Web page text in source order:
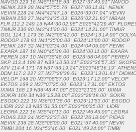
NAVOD 229 16 N45°15'18.63" E027°37'49.01" NAVOD
NENIK 229 28 N44°57'55.76" E027°06'11.81" NENIK
VEVIN 228 24 N44°42'47.15" E026°39'07.04" VEVIN
NIBAN 250 27 N44°34'35.03" E026°02'21.93" NIBAM
FLR 112.2 249 15 N44°30'02.98" E025°42'29.40"
TIMUR 230 80 N43°41'20.00" E024°14'21.00" TIMUR
GOL 114.1 179 36 N43°05'42.00" E024°13'14.00"
RODOP 178 91 N41°35'00.00" E024°11'00.00" RODOP
PENIK 187 32 N41°03'34.00" E024°04'05.00" PENIK
EXARA 187 18 N40°45'39.00" E024°00'11.00" EXARA
PEREN 187 10 N40°35'48.00" E023°58'04.00" PEREN
SKP 113.4 189 87 N39°10'50.31" E023°36'57.35"
ATV 114.4 171 78 N37°53'19.24" E023°48'16.19"
DDM 117.2 227 37 N37°28'39.61" E023°13'01.81"
VELOP 168 20 N37°08'57.00" E023°17'12.00" VELOP
EKTOS 169 2 N37°07'25.00" E023°17'31.00" EKTOS
IXIMA 168 19 N36°48'47.00" E023°21'25.00" IXIMA
SOKRI 169 34 N36°15'28.00" E023°28'19.00" SOKRI
ESODO 222 19 N36°01'38.00" E023°11'53.00" ESODO
LIDRI 222 13 N35°51'55.00" E023°00'25.00" LIDRI
LEGRA 222 16 N35°40'13.00" E022°46'43.00" LEGRA
PIDAS 222 24 N35°22'37.00" E022°26'18.00" PIDAS
NEVIK 236 28 N35°08'00.00" E021°57'40.00" NEVIK
TIMBI 204 16 N34°53'46.00" E021°49'24.00" TIMBI